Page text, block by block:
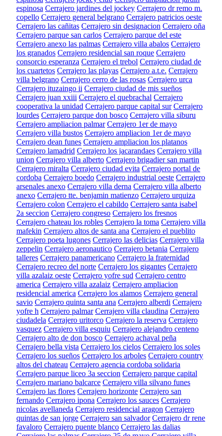
espinosa Cerrajero jardines del jockey Cerrajero dr remo m.
copello Cerrajero general belgrano Cerrajero patricios oeste
Cerrajero las cañitas Cerrajero sin designacion Cerrajero oña
Cerrajero parque san carlos Cerrajero parque del este
Cerrajero anexo las palmas Cerrajero villa abalos Cerrajero
los granados Cerrajero residencial san roque Cerrajero
consorcio esperanza Cerrajero el trebol Cerrajero ciudad de
los cuartetos Cerrajero las playas Cerrajero a.t.e. Cerrajero
villa belgrano Cerrajero cerro de las rosas Cerrajero urca
Cerrajero ituzaingo ii Cerrajero ciudad de mis sueños
Cerrajero juan xxiii Cerrajero el quebrachal Cerrajero
cooperativa la unidad Cerrajero parque capital sur Cerrajero
lourdes Cerrajero parque don bosco Cerrajero villa siburu
Cerrajero ampliacion palmar Cerrajero 1er de mayo
Cerrajero villa bustos Cerrajero ampliacion 1er de mayo
Cerrajero dean funes Cerrajero ampliacion los platanos
Cerrajero lamadrid Cerrajero los jacarandaes Cerrajero villa
union Cerrajero villa alberto Cerrajero brigadier san martin
Cerrajero miralta Cerrajero ciudad evita Cerrajero portal de
cordoba Cerrajero boedo Cerrajero industrial oeste Cerrajero
arsenales anexo Cerrajero villa derna Cerrajero villa alberto
anexo Cerrajero tte. benjamin matienzo Cerrajero urquiza
Cerrajero colon Cerrajero el cabildo Cerrajero santa isabel
2a seccion Cerrajero congreso Cerrajero los fresnos
Cerrajero chateau los robles Cerrajero la toma Cerrajero villa
mafekin Cerrajero altos de santa ana Cerrajero el pueblito
Cerrajero poeta lugones Cerrajero las delicias Cerrajero villa
zeppelin Cerrajero aeronautico Cerrajero betania Cerrajero
talleres Cerrajero panamericano Cerrajero la fraternidad
Cerrajero recreo del norte Cerrajero los gigantes Cerrajero
villa azalaiz oeste Cerrajero yofre sud Cerrajero centro
america Cerrajero villa azalaiz Cerrajero ampliacion
residencial america Cerrajero los alamos Cerrajero general
savio Cerrajero quinta santa ana Cerrajero alberdi Cerrajero
yofre h Cerrajero palmar Cerrajero villa claudina Cerrajero
ciudadela Cerrajero uritorco Cerrajero la reserva Cerrajero
vasquez Cerrajero villa esquiu Cerrajero alejandro centeno
Cerrajero alto de don bosco Cerrajero achaval peña
Cerrajero bella vista Cerrajero los cielos Cerrajero los soles
Cerrajero los sueños Cerrajero los arboles Cerrajero country
altos del chateau Cerrajero agencia cordoba solidaria
Cerrajero parque liceo 3a seccion Cerrajero parque capital
Cerrajero mariano balcarce Cerrajero villa silvano funes
Cerrajero las flores Cerrajero horizonte Cerrajero san
fernando Cerrajero ipona Cerrajero los sauces Cerrajero
nicolas avellaneda Cerrajero residencial aragon Cerrajero
quintas de san jorge Cerrajero san salvador Cerrajero dr rene
favaloro Cerrajero puente blanco Cerrajero las dalias